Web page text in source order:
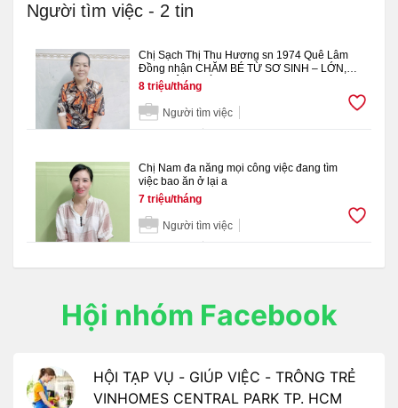
Người tìm việc - 2 tin
Chị Sạch Thị Thu Hương sn 1974 Quê Lâm
Đồng nhận CHĂM BÉ TỪ SƠ SINH – LỚN,
PHỤ VIỆC NHÀ
8 triệu/tháng
Người tìm việc
Chị Nam đa năng mọi công việc đang tìm
việc bao ăn ở lại a
7 triệu/tháng
Người tìm việc
Hội nhóm Facebook
HỘI TẠP VỤ - GIÚP VIỆC - TRÔNG TRẺ
VINHOMES CENTRAL PARK TP. HCM